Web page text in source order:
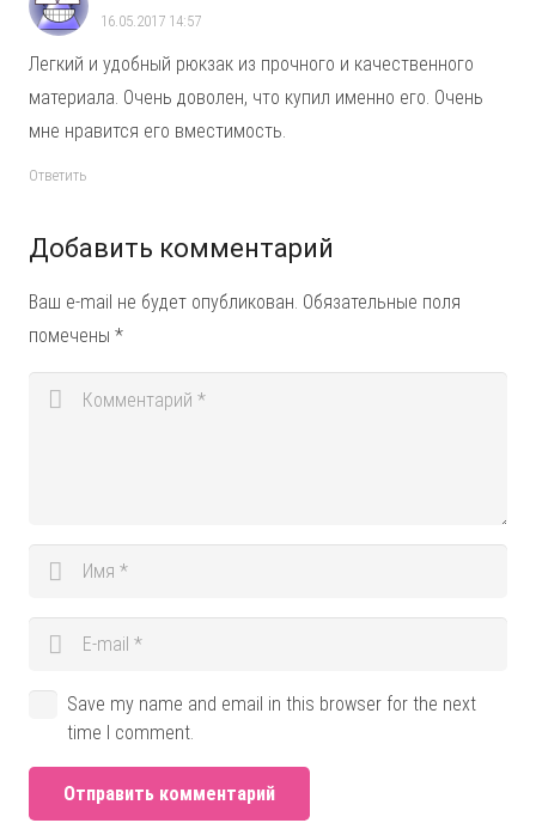
16.05.2017 14:57
Легкий и удобный рюкзак из прочного и качественного
материала. Очень доволен, что купил именно его. Очень
мне нравится его вместимость.
Ответить
Добавить комментарий
Ваш e-mail не будет опубликован. Обязательные поля
помечены *
Save my name and email in this browser for the next
time I comment.
Отправить комментарий